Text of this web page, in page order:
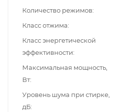
Количество режимов
Класс отжима
Класс энергетической
эффективности
Максимальная мощность,
Вт
Уровень шума при стирке,
дБ